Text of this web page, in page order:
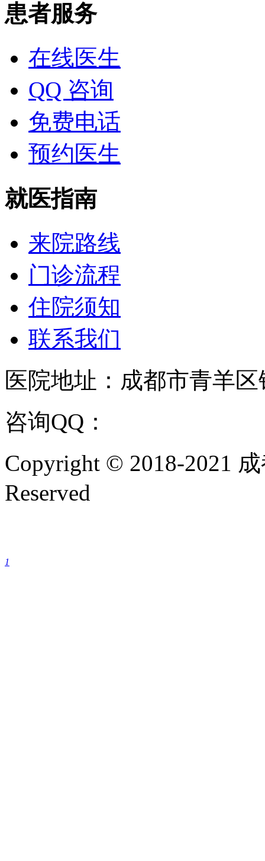
患者服务
在线医生
QQ 咨询
免费电话
预约医生
就医指南
来院路线
门诊流程
住院须知
联系我们
医院地址：成都市青羊
咨询QQ：
Copyright © 2018-2021
Reserved
1